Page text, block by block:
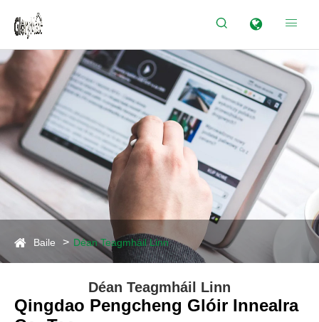
 
Baile Déan Teagmháil Linn
Déan Teagmháil Linn
Qingdao Pengcheng Glóir Innealra